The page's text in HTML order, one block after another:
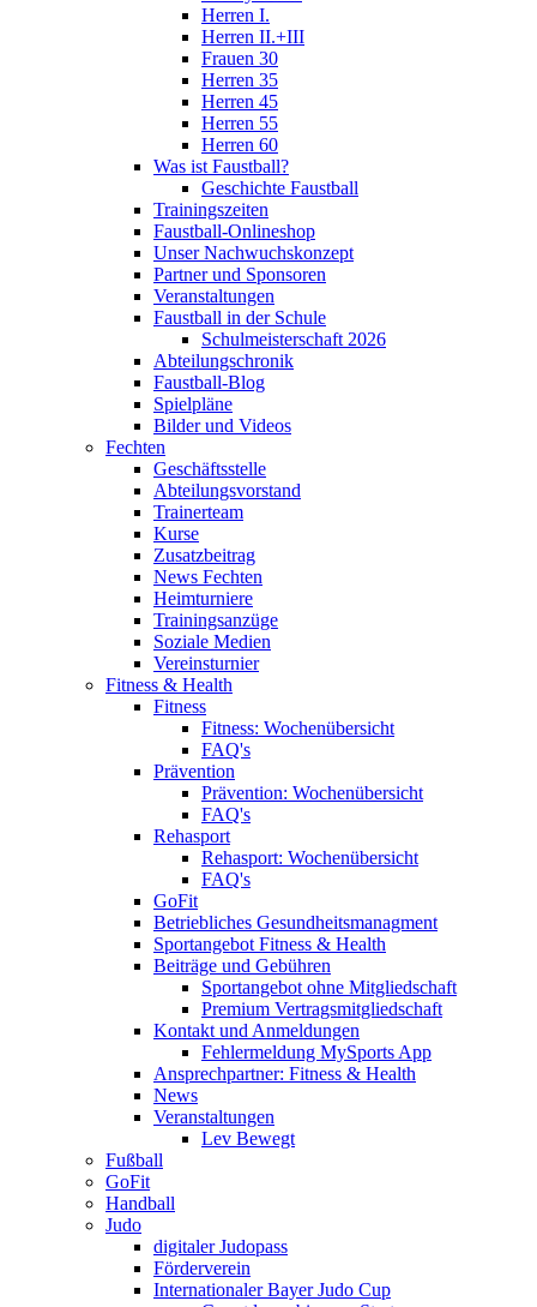
Herren I.
Herren II.+III
Frauen 30
Herren 35
Herren 45
Herren 55
Herren 60
Was ist Faustball?
Geschichte Faustball
Trainingszeiten
Faustball-Onlineshop
Unser Nachwuchskonzept
Partner und Sponsoren
Veranstaltungen
Faustball in der Schule
Schulmeisterschaft 2026
Abteilungschronik
Faustball-Blog
Spielpläne
Bilder und Videos
Fechten
Geschäftsstelle
Abteilungsvorstand
Trainerteam
Kurse
Zusatzbeitrag
News Fechten
Heimturniere
Trainingsanzüge
Soziale Medien
Vereinsturnier
Fitness & Health
Fitness
Fitness: Wochenübersicht
FAQ's
Prävention
Prävention: Wochenübersicht
FAQ's
Rehasport
Rehasport: Wochenübersicht
FAQ's
GoFit
Betriebliches Gesundheitsmanagment
Sportangebot Fitness & Health
Beiträge und Gebühren
Sportangebot ohne Mitgliedschaft
Premium Vertragsmitgliedschaft
Kontakt und Anmeldungen
Fehlermeldung MySports App
Ansprechpartner: Fitness & Health
News
Veranstaltungen
Lev Bewegt
Fußball
GoFit
Handball
Judo
digitaler Judopass
Förderverein
Internationaler Bayer Judo Cup